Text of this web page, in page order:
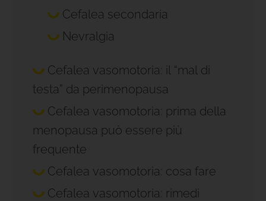
Cefalea secondaria
Nevralgia
Cefalea vasomotoria: il “mal di
testa” da perimenopausa
Cefalea vasomotoria: prima della
menopausa può essere più
frequente
Cefalea vasomotoria: cosa fare
Cefalea vasomotoria: rimedi